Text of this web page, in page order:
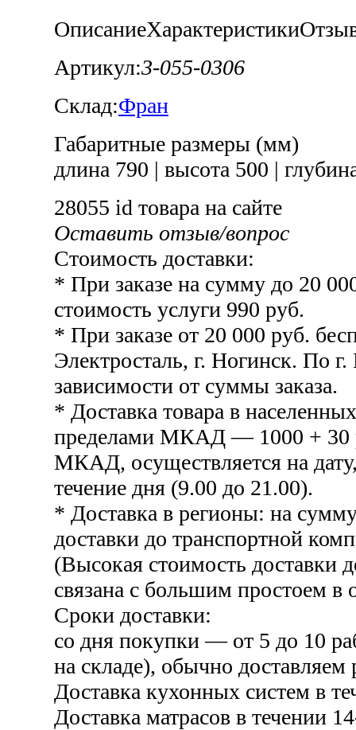
ОписаниеХарактеристики
Артикул:3-055-0306
Склад:Фран
Габаритные размеры (мм)
длина 790 | высота 500 |
28055 id товара на сайте
Оставить отзыв/вопрос
Стоимость доставки:
* При заказе на сумму до 20
стоимость услуги 990 руб.
* При заказе от 20 000 руб.
Электросталь, г. Ногинск. По г.
зависимости от суммы заказа.
* Доставка товара в
пределами МКАД — 1000 + 30
МКАД, осуществляется на
течение дня (9.00 до 21.00).
* Доставка в регионы: на
доставки до транспортной
(Высокая стоимость доставки
связана с большим простоем в
Сроки доставки:
со дня покупки — от 5 до 10
на складе), обычно
Доставка кухонных систем в
Доставка матрасов в течении